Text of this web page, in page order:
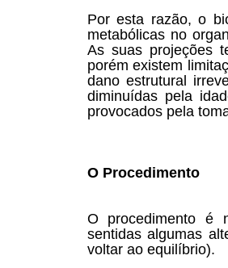
Por esta razão, o
metabólicas no
As suas projeções
porém existem
dano estrutural
diminuídas pela
provocados pela
O Procedimento
O procedimento é
sentidas algumas
voltar ao equilíbrio).